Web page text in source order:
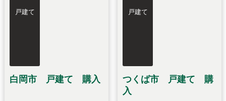
戸建て
白岡市 戸建て 購入
戸建て
つくば市 戸建て 購
入